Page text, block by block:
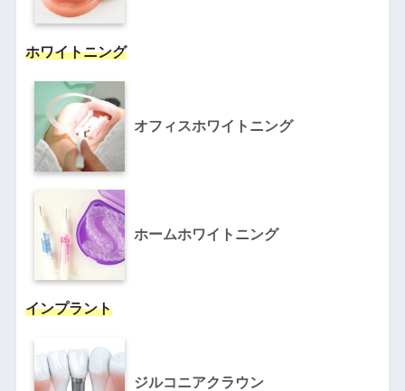
ホワイトニング
オフィスホワイトニング
ホームホワイトニング
インプラント
ジルコニアクラウン